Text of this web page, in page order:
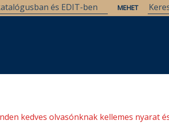
kedves olvasónknak kellemes nyarat